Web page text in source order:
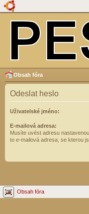
Obsah fóra
Odeslat heslo
Uživatelské jméno:
E-mailová adresa:
Musíte uvést adresu
to e-mailová adresa, se kterou
Obsah fóra